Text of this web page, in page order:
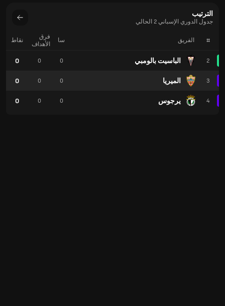
الترتيب
جدول الدوري الإسباني 2 الحالي
# الفريق
2 الباسيت بالومبي
3 الميريا
4 يرجوس
سا
فرق
الأهداف
نقاط
0
0
0
0
0
0
0
0
0